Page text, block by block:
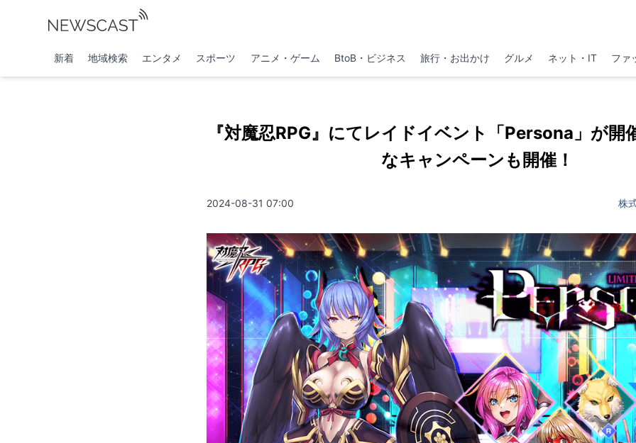
新着 地域検索 エンタメ スポーツ アニメ・ゲーム BtoB・ビジネス 旅行・お出かけ グルメ ネット・IT ファ
『対魔忍RPG』にてレイドイベント「Persona」が開
なキャンペーンも開催！
2024-08-31 07:00 株